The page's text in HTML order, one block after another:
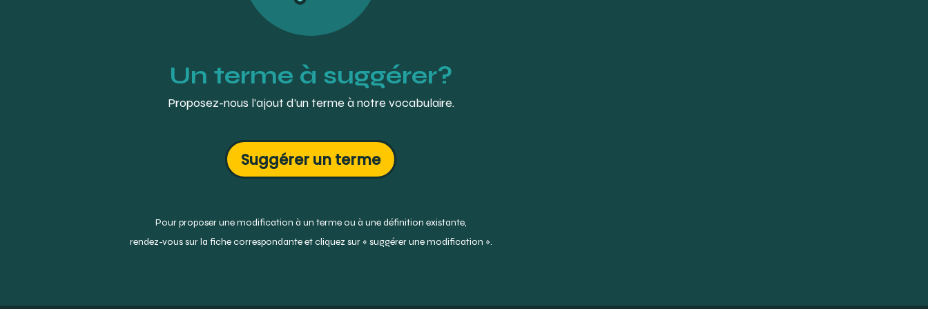
Un terme à suggérer?
Proposez-nous l’ajout d’un terme à notre vocabulaire.
Suggérer un terme
Pour proposer une modification à un terme ou à une définition existante,
rendez-vous sur la fiche correspondante et cliquez sur « suggérer une modification ».